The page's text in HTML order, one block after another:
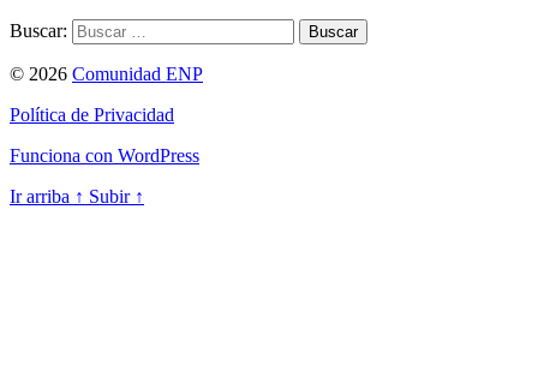
Buscar:
© 2026 Comunidad ENP
Política de Privacidad
Funciona con WordPress
Ir arriba ↑ Subir ↑